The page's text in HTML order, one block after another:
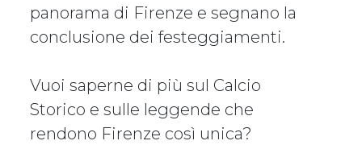
panorama di Firenze e segnano la
conclusione dei festeggiamenti.
Vuoi saperne di più sul Calcio
Storico e sulle leggende che
rendono Firenze così unica?